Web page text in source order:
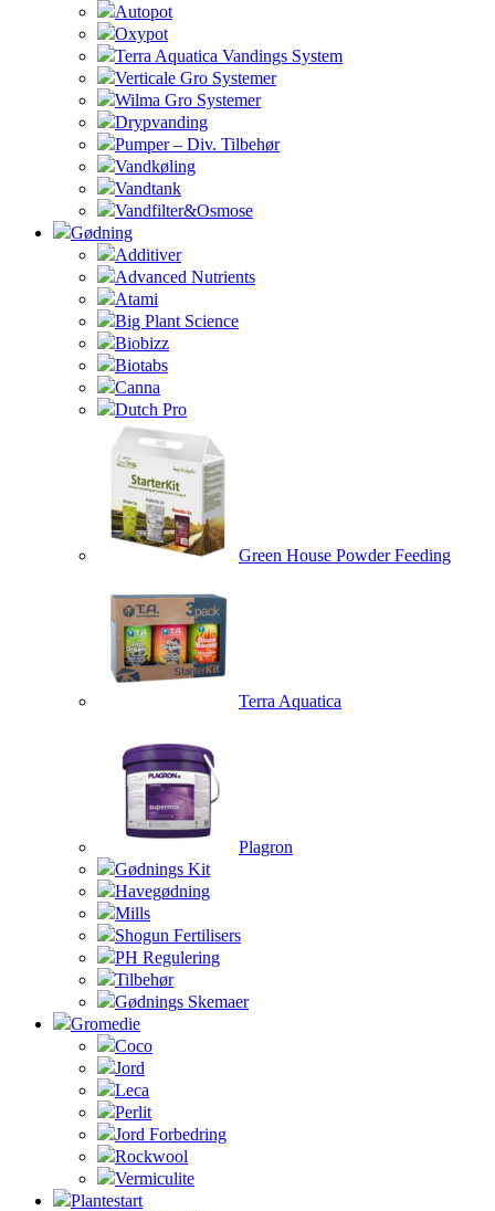
Autopot
Oxypot
Terra Aquatica Vandings System
Verticale Gro Systemer
Wilma Gro Systemer
Drypvanding
Pumper – Div. Tilbehør
Vandkøling
Vandtank
Vandfilter&Osmose
Gødning
Additiver
Advanced Nutrients
Atami
Big Plant Science
Biobizz
Biotabs
Canna
Dutch Pro
Green House Powder Feeding
Terra Aquatica
Plagron
Gødnings Kit
Havegødning
Mills
Shogun Fertilisers
PH Regulering
Tilbehør
Gødnings Skemaer
Gromedie
Coco
Jord
Leca
Perlit
Jord Forbedring
Rockwool
Vermiculite
Plantestart